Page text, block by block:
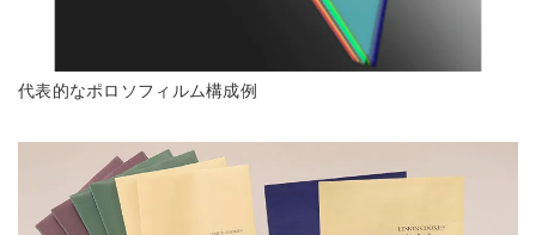
代表的なポロソフィルム構成例